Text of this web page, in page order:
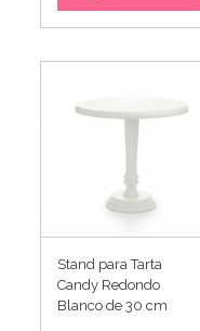
Stand para Tarta
Candy Redondo
Blanco de 30 cm